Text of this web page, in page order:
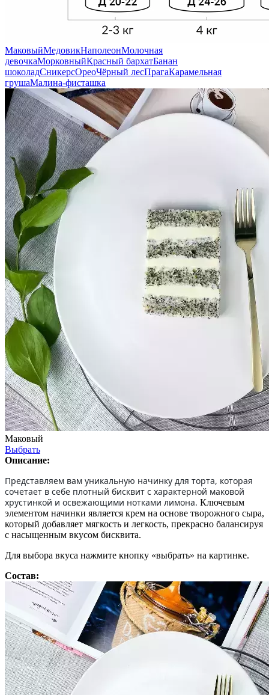
МаковыйМедовикНаполеонМолочная
девочкаМорковныйКрасный бархатБанан
шоколадСникерсОреоЧёрный лесПрагаКарамельная
грушаМалина-фисташка
Маковый
Выбрать
Описание:
Представляем вам уникальную начинку для торта, которая
сочетает в себе плотный бисквит с характерной маковой
хрустинкой и освежающими нотками лимона. Ключевым
элементом начинки является крем на основе творожного сыра,
который добавляет мягкость и легкость, прекрасно балансируя
с насыщенным вкусом бисквита.
Для выбора вкуса нажмите кнопку «выбрать» на картинке.
Состав: